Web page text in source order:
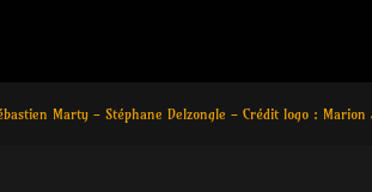
Marty - Stéphane Delzongle - Crédit logo :